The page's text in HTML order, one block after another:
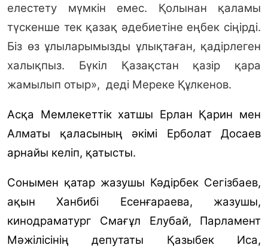
елестету мүмкін емес. Қолынан қаламы
түскенше тек қазақ әдебиетіне еңбек сіңірді.
Біз өз ұлыларымызды ұлықтаған, қадірлеген
халықпыз. Бүкіл Қазақстан қазір қара
жамылып отыр», деді Мереке Құлкенов.
Асқа Мемлекеттік хатшы Ерлан Қарин мен
Алматы қаласының әкімі Ерболат Досаев
арнайы келіп, қатысты.
Сонымен қатар жазушы Кәдірбек Сегізбаев,
ақын Ханбибі Есенғараева, жазушы,
кинодраматург Смағұл Елубай, Парламент
Мәжілісінің депутаты Қазыбек Иса,